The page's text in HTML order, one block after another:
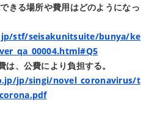
きる場所や費用はどのようになっ
stf/seisakunitsuite/bunya/ke
、公費により負担する。
jp/singi/novel_coronavirus/t